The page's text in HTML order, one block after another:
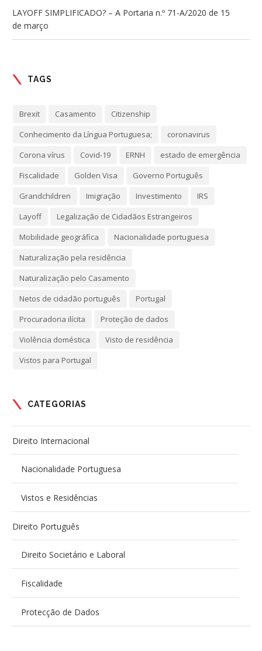
LAYOFF SIMPLIFICADO? – A Portaria n.º 71-A/2020 de 15
de março
TAGS
Brexit Casamento
Citizenship
Conhecimento da Língua Portuguesa;
coronavirus
Corona vírus
Covid-19 ERNH
estado de emergência
Fiscalidade
Golden Visa
Governo Português
Grandchildren
Imigração Investimento
IRS
Layoff
Legalização de Cidadãos Estrangeiros
Mobilidade geográfica
Nacionalidade portuguesa
Naturalização pela residência
Naturalização pelo Casamento
Netos de cidadão português
Portugal
Procuradoria ilícita
Proteção de dados
Violência doméstica
Visto de residência
Vistos para Portugal
CATEGORIAS
Direito Internacional
Nacionalidade Portuguesa
Vistos e Residências
Direito Português
Direito Societário e Laboral
Fiscalidade
Protecção de Dados